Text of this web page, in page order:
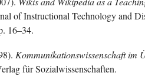
of Instructional Technology and
16–34.
Kommunikationswissenschaft im
für Sozialwissenschaften.